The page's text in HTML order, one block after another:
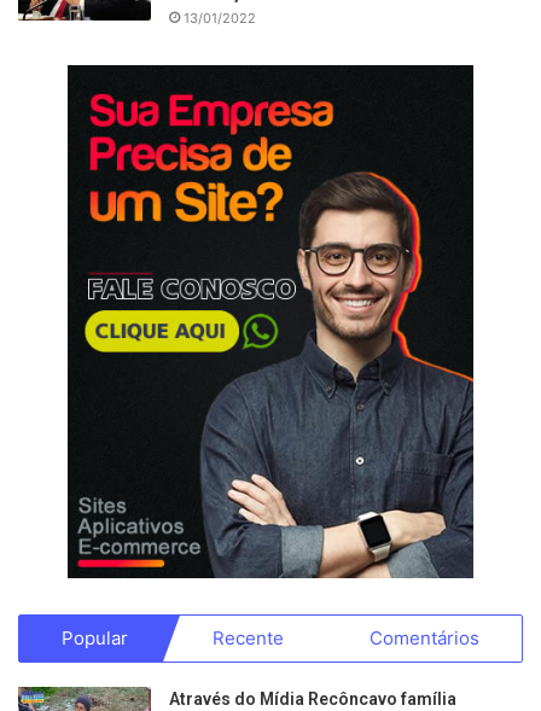
13/01/2022
Popular Recente Comentários
Através do Mídia Recôncavo família